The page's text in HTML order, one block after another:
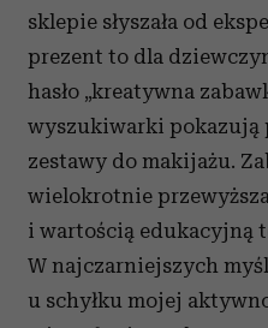
sklepie słyszała od
prezent to dla
hasło „kreatywna
wyszukiwarki pokazują
zestawy do makijażu.
wielokrotnie
i wartością edukacyjną
W najczarniejszych
u schyłku mojej